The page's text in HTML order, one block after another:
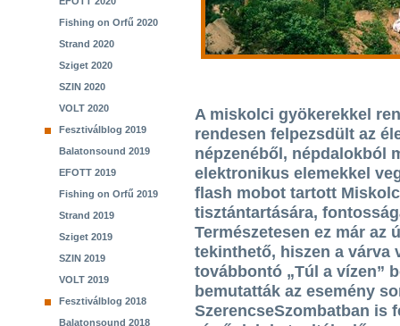
Fishing on Orfű 2020
Strand 2020
Sziget 2020
SZIN 2020
VOLT 2020
Fesztiválblog 2019
Balatonsound 2019
EFOTT 2019
Fishing on Orfű 2019
Strand 2019
Sziget 2019
SZIN 2019
VOLT 2019
Fesztiválblog 2018
Balatonsound 2018
A miskolci gyökerekkel
rendesen felpezsdült az
népzenéből, népdalokból
elektronikus elemekkel
flash mobot tartott
tisztántartására,
Természetesen ez már az
tekinthető, hiszen a várva
továbbontó „Túl a vízen”
bemutatták az esemény
SzerencseSzombatban is